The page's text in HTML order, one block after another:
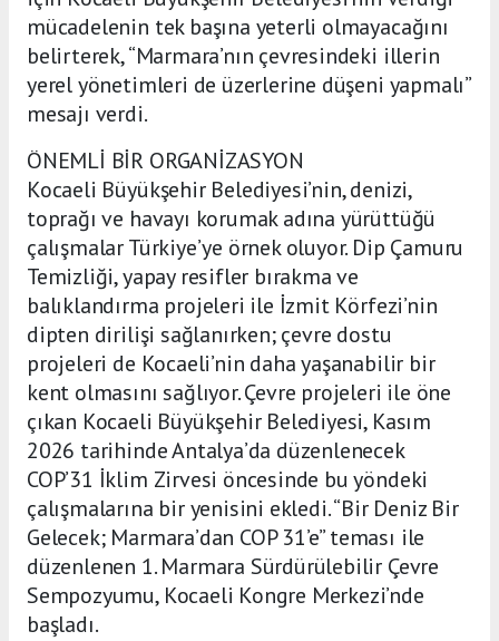
mücadelenin tek başına yeterli olmayacağını
belirterek, “Marmara’nın çevresindeki illerin
yerel yönetimleri de üzerlerine düşeni yapmalı”
mesajı verdi.
ÖNEMLİ BİR ORGANİZASYON
Kocaeli Büyükşehir Belediyesi’nin, denizi,
toprağı ve havayı korumak adına yürüttüğü
çalışmalar Türkiye’ye örnek oluyor. Dip Çamuru
Temizliği, yapay resifler bırakma ve
balıklandırma projeleri ile İzmit Körfezi’nin
dipten dirilişi sağlanırken; çevre dostu
projeleri de Kocaeli’nin daha yaşanabilir bir
kent olmasını sağlıyor. Çevre projeleri ile öne
çıkan Kocaeli Büyükşehir Belediyesi, Kasım
2026 tarihinde Antalya’da düzenlenecek
COP’31 İklim Zirvesi öncesinde bu yöndeki
çalışmalarına bir yenisini ekledi. “Bir Deniz Bir
Gelecek; Marmara’dan COP 31’e” teması ile
düzenlenen 1. Marmara Sürdürülebilir Çevre
Sempozyumu, Kocaeli Kongre Merkezi’nde
başladı.